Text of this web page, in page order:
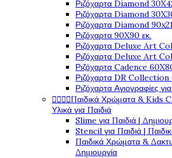
Ριζόχαρτα Diamond
Ριζόχαρτα Diamond
Ριζόχαρτα Diamond
Ριζόχαρτα 90X90 εκ.
Ριζόχαρτα Deluxe Art
Ριζόχαρτα Deluxe Art
Ριζόχαρτα Cadence
Ριζόχαρτα DR
Ριζόχαρτα Αγιογραφίες
Παιδικά Χρώματα & Kids
Υλικά για Παιδιά
Slime για Παιδιά |
Stencil για Παιδιά |
Παιδικά Χρώματα &
Δημιουργία